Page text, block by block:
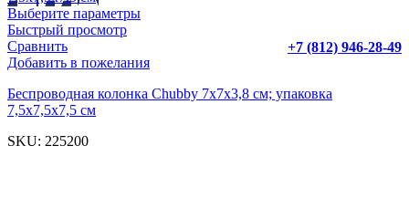
+7 (812) 946-28-49
Выберите параметры
Быстрый просмотр
Сравнить
Добавить в пожелания
Беспроводная колонка Chubby 7х7х3,8 см; упаковка
7,5х7,5х7,5 см
SKU: 225200